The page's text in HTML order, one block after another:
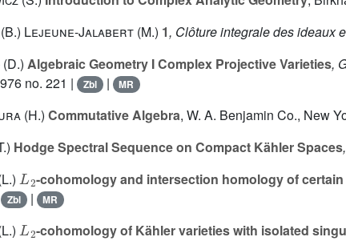
Lejeune-Jalabert (M.) 1, Clôture integrale des ideaux
Algebraic Geometry I Complex Projective Varieties,
no. 221 |
Zbl | MR
(H.) Commutative Algebra, W. A. Benjamin Co., New
Hodge Spectral Sequence on Compact Kähler Spaces
L
-cohomology and intersection homology of
Zbl | MR
L
-cohomology of Kähler varieties with isolated